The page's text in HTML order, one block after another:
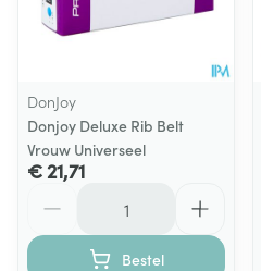
DonJoy
Donjoy Deluxe Rib Belt
Vrouw Universeel
€ 21,71
Bestel